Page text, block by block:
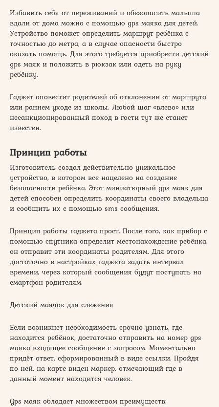
Избавить себя от переживаний и обезопасить малыша
вдали от дома можно с помощью gps маяка для детей.
Устройство поможет определить маршрут ребёнка с
точностью до метра, а в случае опасности быстро
оказать помощь. Для этого требуется приобрести детский
gps маяк и положить в рюкзак или одеть на руку
ребёнку.
Гаджет оповестит родителей об отклонении от маршрута
или раннем уходе из школы. Любой шаг «влево» или
несанкционированный поход в гости тут же станет
известен.
Принцип работы
Изготовитель создал действительно уникальное
устройство, в котором все нацелено на создание
безопасности ребёнка. Этот миниатюрный gps маяк для
детей способен определить координаты своего владельца
и сообщить их с помощью sms сообщения.
Принцип работы гаджета прост. После того, как прибор с
помощью спутника определит местонахождение ребёнка,
он отправит эти координаты родителям. Для этого
достаточно в настройках гаджета задать интервал
времени, через который сообщения будут поступать на
смартфон родителям.
Детский маячок для слежения
Если возникнет необходимость срочно узнать, где
находится ребёнок, достаточно отправить на номер gps
маяка входящее сообщение с запросом. Моментально
придёт ответ, сформированный в виде ссылки. Пройдя
по ней, на карте виден маркер, отмечающий где в
данный момент находится человек.
Gps маяк обладает множеством преимуществ: